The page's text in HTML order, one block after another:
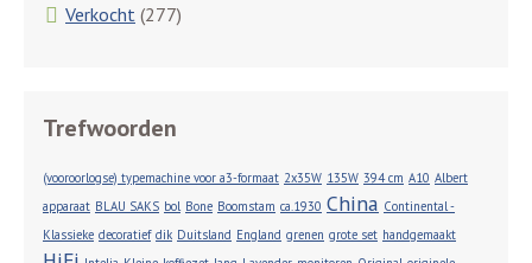
Verkocht (277)
Trefwoorden
(vooroorlogse) typemachine voor a3-formaat 2x35W 135W 394 cm A10 Albert
apparaat BLAU SAKS bol Bone Boomstam ca.1930 China Continental -
Klassieke decoratief dik Duitsland England grenen grote set handgemaakt